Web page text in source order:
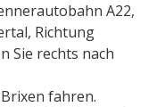
A22,
Richtung
Sie rechts nach
fahren.